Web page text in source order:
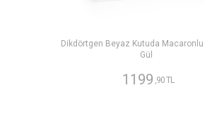
Dikdörtgen Beyaz Kutuda Macaronlu
Gül
1199 ,90 TL